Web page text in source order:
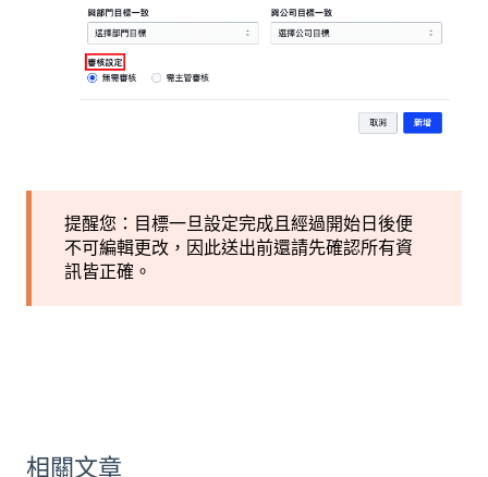
提醒您：目標一旦設定完成且經過開始日後便
不可編輯更改，因此送出前還請先確認所有資
訊皆正確。
相關文章